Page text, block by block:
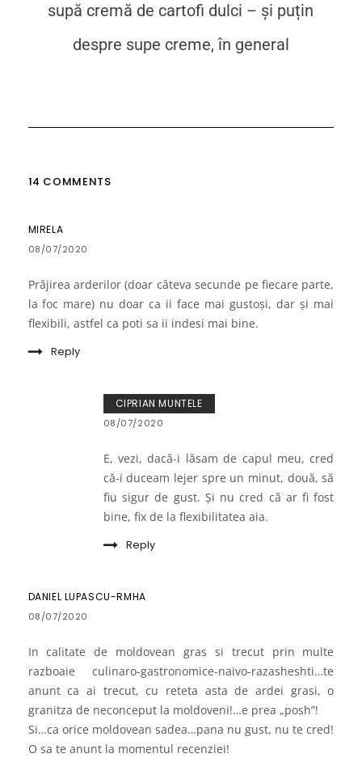
supă cremă de cartofi dulci – și puțin
despre supe creme, în general
14 COMMENTS
MIRELA
08/07/2020
Prăjirea arderilor (doar câteva secunde pe fiecare parte,
la foc mare) nu doar ca ii face mai gustoși, dar și mai
flexibili, astfel ca poti sa ii indesi mai bine.
Reply
CIPRIAN MUNTELE
08/07/2020
E, vezi, dacă-i lăsam de capul meu, cred
că-i duceam lejer spre un minut, două, să
fiu sigur de gust. Și nu cred că ar fi fost
bine, fix de la flexibilitatea aia.
Reply
DANIEL LUPASCU-RMHA
08/07/2020
In calitate de moldovean gras si trecut prin multe
razboaie culinaro-gastronomice-naivo-razasheshti…te
anunt ca ai trecut, cu reteta asta de ardei grasi, o
granitza de neconceput la moldoveni!…e prea „posh”!
Si…ca orice moldovean sadea…pana nu gust, nu te cred!
O sa te anunt la momentul recenziei!